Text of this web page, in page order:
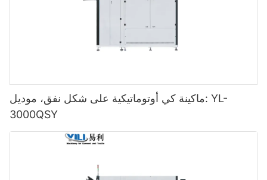
ماكينة كي أوتوماتيكية على شكل نفق، موديل: YL-
3000QSY